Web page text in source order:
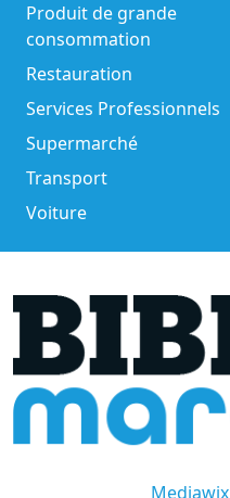
Produit de grande
consommation
Restauration
Services Professionnels
Supermarché
Transport
Voiture
Mediawix